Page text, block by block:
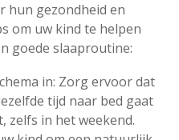
hun gezondheid en
om uw kind te helpen
goede slaaproutine:
in: Zorg ervoor dat
tijd naar bed gaat
zelfs in het weekend.